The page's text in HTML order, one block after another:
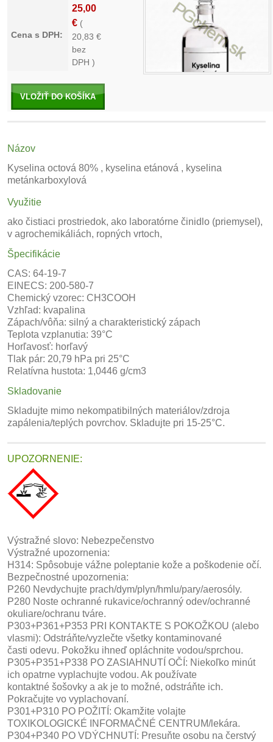
Cena s DPH:
25,00
€ (
20,83 €
bez
DPH )
VLOŽIŤ DO KOŠÍKA
Názov
Kyselina octová 80% , kyselina etánová , kyselina
metánkarboxylová
Využitie
ako čistiaci prostriedok, ako laboratórne činidlo (priemysel),
v agrochemikáliách, ropných vrtoch,
Špecifikácie
CAS: 64-19-7
EINECS: 200-580-7
Chemický vzorec: CH3COOH
Vzhľad: kvapalina
Zápach/vôňa: silný a charakteristický zápach
Teplota vzplanutia: 39°C
Horľavosť: horľavý
Tlak pár: 20,79 hPa pri 25°C
Relatívna hustota: 1,0446 g/cm3
Skladovanie
Skladujte mimo nekompatibilných materiálov/zdroja
zapálenia/teplých povrchov. Skladujte pri 15-25°C.
UPOZORNENIE:
Výstražné slovo: Nebezpečenstvo
Výstražné upozornenia:
H314: Spôsobuje vážne poleptanie kože a poškodenie očí.
Bezpečnostné upozornenia:
P260 Nevdychujte prach/dym/plyn/hmlu/pary/aerosóly.
P280 Noste ochranné rukavice/ochranný odev/ochranné
okuliare/ochranu tváre.
P303+P361+P353 PRI KONTAKTE S POKOŽKOU (alebo
vlasmi): Odstráňte/vyzlečte všetky kontaminované
časti odevu. Pokožku ihneď opláchnite vodou/sprchou.
P305+P351+P338 PO ZASIAHNUTÍ OČÍ: Niekoľko minút
ich opatrne vyplachujte vodou. Ak používate
kontaktné šošovky a ak je to možné, odstráňte ich.
Pokračujte vo vyplachovaní.
P301+P310 PO POŽITÍ: Okamžite volajte
TOXIKOLOGICKÉ INFORMAČNÉ CENTRUM/lekára.
P304+P340 PO VDÝCHNUTÍ: Presuňte osobu na čerstvý